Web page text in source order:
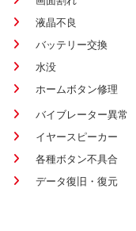
液晶不良
バッテリー交換
水没
ホームボタン修理
バイブレーター異常
イヤースピーカー
各種ボタン不具合
データ復旧・復元